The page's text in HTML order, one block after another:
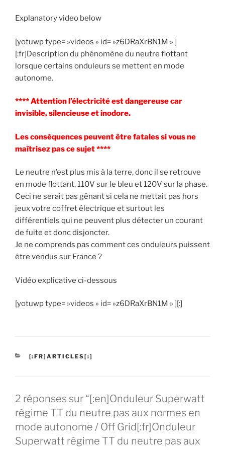
Explanatory video below
[yotuwp type= »videos » id= »z6DRaXrBN1M » ]
[:fr]Description du phénomène du neutre flottant
lorsque certains onduleurs se mettent en mode
autonome.
**** Attention l’électricité est dangereuse car
invisible, silencieuse et inodore.
Les conséquences peuvent être fatales si vous ne
maîtrisez pas ce sujet ****
Le neutre n’est plus mis à la terre, donc il se retrouve
en mode flottant. 110V sur le bleu et 120V sur la phase.
Ceci ne serait pas gênant si cela ne mettait pas hors
jeux votre coffret électrique et surtout les
différentiels qui ne peuvent plus détecter un courant
de fuite et donc disjoncter.
Je ne comprends pas comment ces onduleurs puissent
être vendus sur France ?
Vidéo explicative ci-dessous
[yotuwp type= »videos » id= »z6DRaXrBN1M » ][:]
CATÉGORIES
[:FR]ARTICLES[:]
2 réponses sur “[:en]Onduleur Superwatt
régime TT du neutre pas aux normes en
mode autonome / Off Grid[:fr]Onduleur
Superwatt régime TT du neutre pas aux